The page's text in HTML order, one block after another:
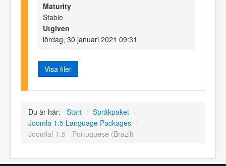
Maturity
Stable
Utgiven
lördag, 30 januari 2021 09:31
Visa filer
Du är här: Start / Språkpaket /
Joomla 1.5 Language Packages /
Joomla! 1.5 - Portuguese (Brazil)